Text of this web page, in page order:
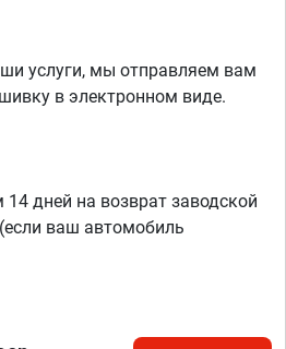
услуги, мы отправляем вам
в электронном виде.
дней на возврат заводской
ваш автомобиль